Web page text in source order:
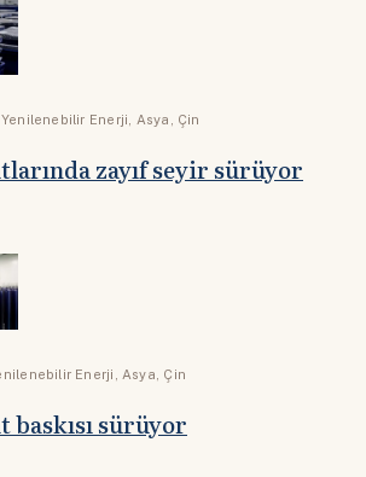
Yenilenebilir Enerji Asya Çin
zayıf seyir sürüyor
Enerji Asya Çin
sürüyor